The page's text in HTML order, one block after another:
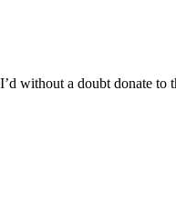
without a doubt donate